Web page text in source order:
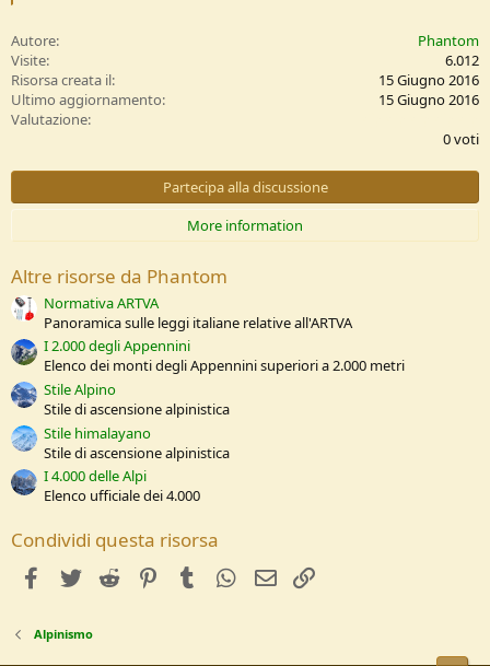
c
t
i
o
n
s
Autore
Phantom
Visite
6.012
Risorsa creata il
15 Giugno 2016
Ultimo aggiornamento
15 Giugno 2016
Valutazione
,
0
0
t
0 voti
Partecipa alla discussione
More information
Altre risorse da Phantom
Normativa ARTVA
Panoramica sulle leggi italiane relative all'ARTVA
I 2.000 degli Appennini
Elenco dei monti degli Appennini superiori a 2.000 metri
Stile Alpino
Stile di ascensione alpinistica
Stile himalayano
Stile di ascensione alpinistica
I 4.000 delle Alpi
Elenco ufficiale dei 4.000
Condividi questa risorsa
facebookTwitterReddit PinterestTumblrWhatsApp
e-mail
Alpinismo